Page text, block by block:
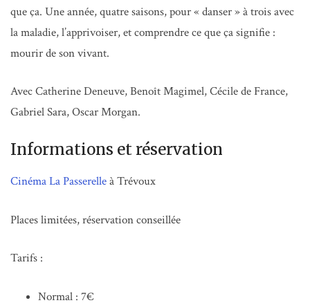
que ça. Une année, quatre saisons, pour « danser » à trois avec
la maladie, l’apprivoiser, et comprendre ce que ça signifie :
mourir de son vivant.
Avec Catherine Deneuve, Benoît Magimel, Cécile de France,
Gabriel Sara, Oscar Morgan.
Informations et réservation
Cinéma La Passerelleà Trévoux
Places limitées, réservation conseillée
Tarifs :
Normal : 7€